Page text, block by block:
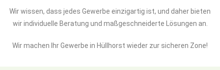
Wir wissen, dass jedes Gewerbe einzigartig ist, und daher bieten
wir individuelle Beratung und maßgeschneiderte Lösungen an.
Wir machen Ihr Gewerbe in Hüllhorst wieder zur sicheren Zone!